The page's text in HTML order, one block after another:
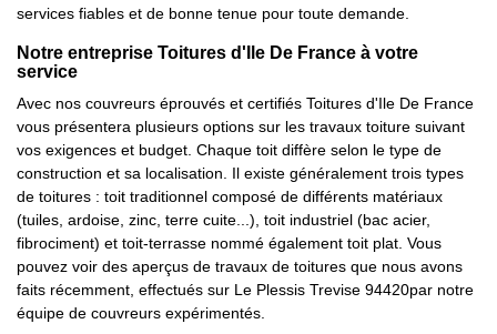
services fiables et de bonne tenue pour toute demande.
Notre entreprise Toitures d'Ile De France à votre
service
Avec nos couvreurs éprouvés et certifiés Toitures d'Ile De France
vous présentera plusieurs options sur les travaux toiture suivant
vos exigences et budget. Chaque toit diffère selon le type de
construction et sa localisation. Il existe généralement trois types
de toitures : toit traditionnel composé de différents matériaux
(tuiles, ardoise, zinc, terre cuite...), toit industriel (bac acier,
fibrociment) et toit-terrasse nommé également toit plat. Vous
pouvez voir des aperçus de travaux de toitures que nous avons
faits récemment, effectués sur Le Plessis Trevise 94420par notre
équipe de couvreurs expérimentés.